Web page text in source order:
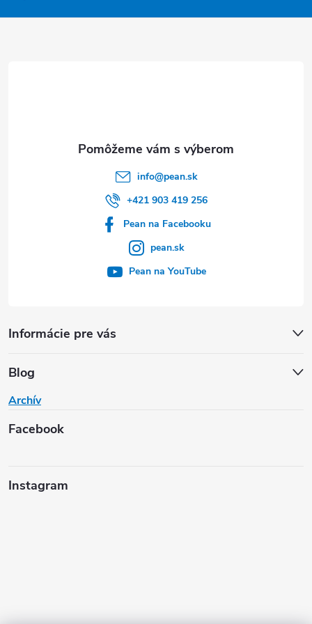
Informácie pre vás
Blog
Archív
Facebook
info@pean.sk
+421 903 419 256
Pean na Facebooku
pean.sk
Pean na YouTube
Instagram